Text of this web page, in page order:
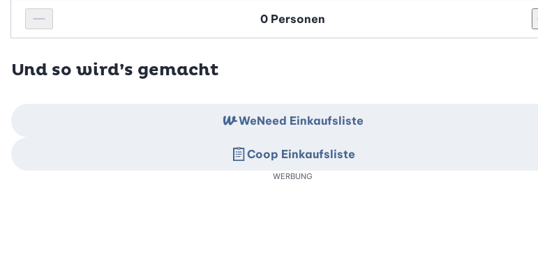
Personenanzahl verringern
Personenanzahl
Und so wird’s gemacht
WeNeed Einkaufsliste
Coop Einkaufsliste
WERBUNG